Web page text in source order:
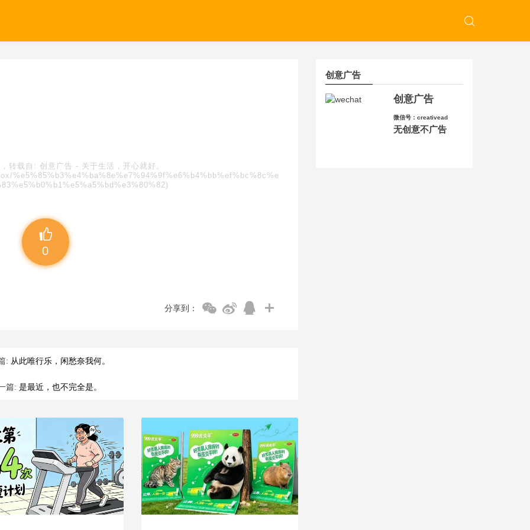
转载自: 创意广告 - 关于生活，开心就好。
%e5%85%b3%e4%ba%8e%e7%94%9f%e6%b4%bb%ef%bc%8c%e
0
分享到：
: 从此唯行乐，闲愁奈我何。
篇: 是最近，也不完全是。
创意广告
创意广告
微信号：creativead
无创意不广告